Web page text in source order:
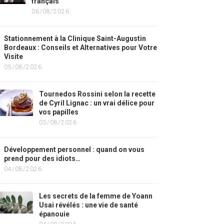
06/08/2026
Stationnement à la Clinique Saint-Augustin
Bordeaux : Conseils et Alternatives pour Votre
Visite
05/08/2026
Tournedos Rossini selon la recette
de Cyril Lignac : un vrai délice pour
vos papilles
05/08/2026
Développement personnel : quand on vous
prend pour des idiots…
04/08/2026
Les secrets de la femme de Yoann
Usai révélés : une vie de santé
épanouie